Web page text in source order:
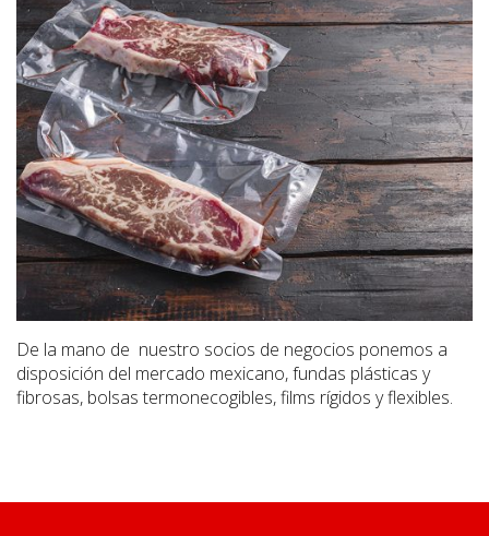
De la mano de nuestro socios de negocios ponemos a
disposición del mercado mexicano, fundas plásticas y
fibrosas, bolsas termonecogibles, films rígidos y flexibles.